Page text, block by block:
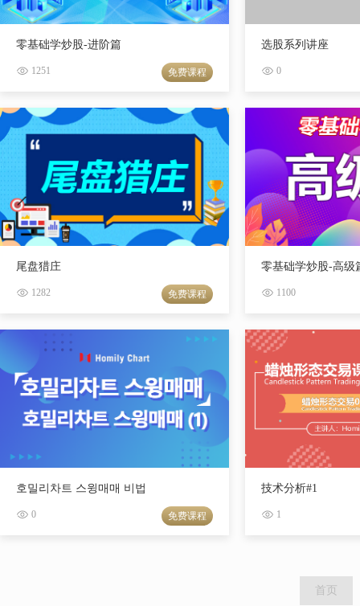
零基础学炒股-进阶篇
1251 免费课程
选股系列讲座
0
尾盘猎庄
1282 免费课程
零基础学炒股-高级
1100
호밀리차트 스윙매매 비법
0 免费课程
技术分析#1
1
首页